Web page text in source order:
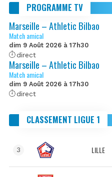
PROGRAMME TV
Marseille – Athletic Bilbao
Match amical
dim 9 Août 2026 à 17h30
direct
Marseille – Athletic Bilbao
Match amical
dim 9 Août 2026 à 17h30
direct
CLASSEMENT LIGUE 1
3 LILLE